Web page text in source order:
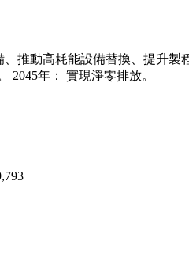
推動高耗能設備替換、提升
2045年： 實現淨零排放。